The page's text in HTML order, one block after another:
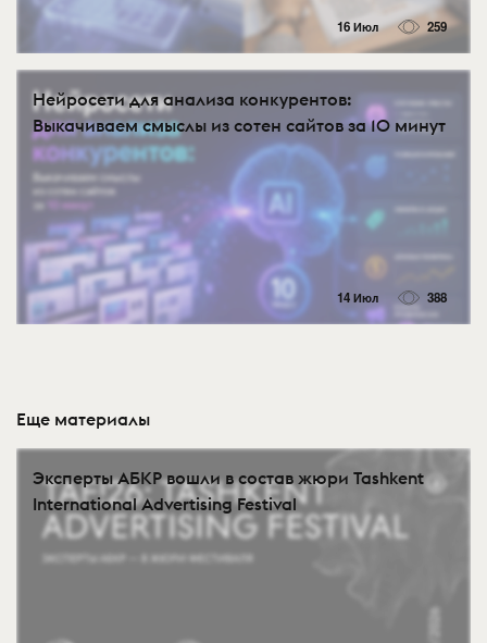
16 Июл 259
Нейросети для анализа конкурентов:
Выкачиваем смыслы из сотен сайтов за 10 минут
14 Июл 388
Еще материалы
Эксперты АБКР вошли в состав жюри Tashkent
International Advertising Festival